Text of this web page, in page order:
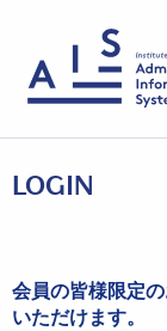
LOGIN
会員の皆様限定
いただけます。